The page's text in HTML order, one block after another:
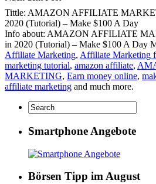
Tittle: AMAZON AFFILIATE
2020 (Tutorial) – Make $100 A Day
Info about: AMAZON AFFILIATE
in 2020 (Tutorial) – Make $100 A Day
Affiliate Marketing, Affiliate Marketing
marketing tutorial, amazon affiliate,
MARKETING, Earn money online,
affiliate marketing and much more.
Smartphone Angebote
Börsen Tipp im August